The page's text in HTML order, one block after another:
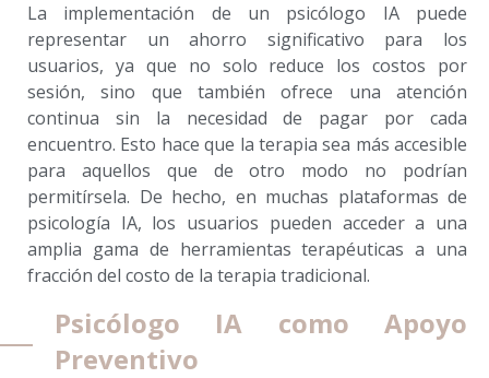
La implementación de un psicólogo IA puede
representar un ahorro significativo para los
usuarios, ya que no solo reduce los costos por
sesión, sino que también ofrece una atención
continua sin la necesidad de pagar por cada
encuentro. Esto hace que la terapia sea más accesible
para aquellos que de otro modo no podrían
permitírsela. De hecho, en muchas plataformas de
psicología IA, los usuarios pueden acceder a una
amplia gama de herramientas terapéuticas a una
fracción del costo de la terapia tradicional.
Psicólogo IA como Apoyo
Preventivo